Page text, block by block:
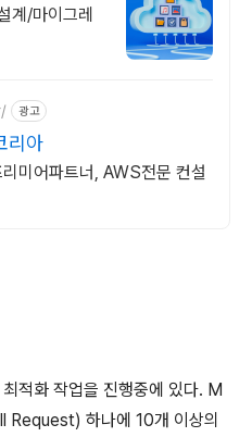
계/마이그레
광고
리아
미어파트너, AWS전문 컨설
적화 작업을 진행중에 있다. M
하나에 10개 이상의